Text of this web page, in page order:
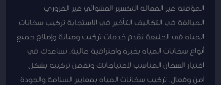
المؤقتة غير الفعالة التكسير العشوائي غير الضروري
المبالغة في التكاليف التأخير في الاستجابة تركيب سخانات
المياه في الجليعة نقدم خدمات تركيب وصيانة وإصلاح جميع
أنواع سخانات المياه بخبرة واحترافية عالية. نساعدك في
اختيار السخان المناسب لاحتياجاتك ونضمن تركيبه بشكل
آمن وفعال. تركيب سخانات المياه بمعايير السلامة والجودة